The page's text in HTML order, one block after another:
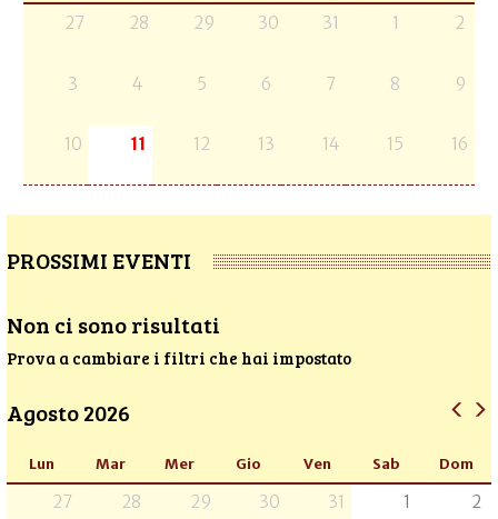
27 28 29 30 31 1 2
3 4 5 6 7 8 9
10 11 12 13 14 15 16
PROSSIMI EVENTI
Non ci sono risultati
Prova a cambiare i filtri che hai impostato
Agosto 2026
Lun Mar Mer Gio Ven Sab Dom
27 28 29 30 31 1
2